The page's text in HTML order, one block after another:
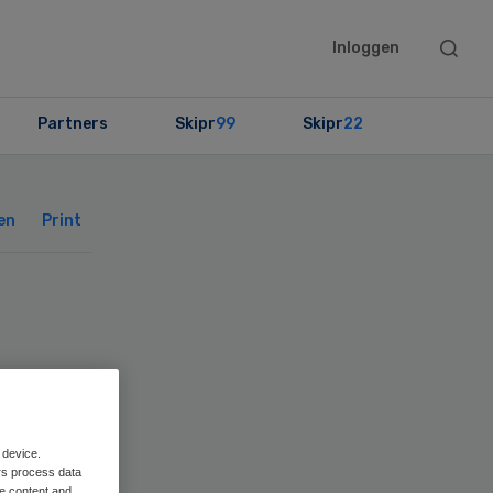
Inloggen
Search
Partners Skipr99 Skipr22
Print
process data